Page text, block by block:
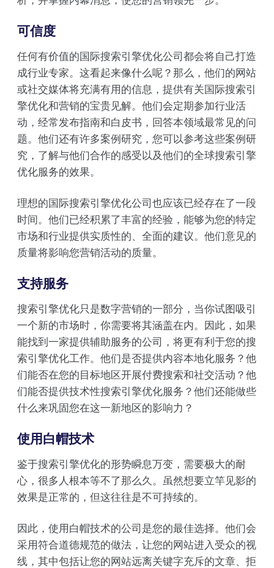
可信度
任何有价值的国际搜索引擎优化公司都会将自己打造
成行业专家。这看起来像什么呢？那么，他们的网站
或社交媒体将充满有用的信息，提供有关国际搜索引
擎优化和营销的宝贵见解。他们会定期参加行业活
动，经常发布指南和白皮书，回答本领域最常见的问
题。他们还有许多案例研究，您可以参考这些案例研
究，了解与他们合作的感受以及他们的全球搜索引擎
优化服务的效果。
理想的国际搜索引擎优化公司也应该已经存在了一段
时间。他们已经积累了丰富的经验，能够为您的特定
市场和行业提供实质性的、全面的建议。他们意见的
质量将影响您营销活动的质量。
支持服务
搜索引擎优化只是数字营销的一部分，当你试图吸引
一个新的市场时，你需要将其涵盖在内。因此，如果
能找到一家提供辅助服务的公司，将更有利于您的搜
索引擎优化工作。他们是否提供内容本地化服务？他
们能否在您的目标地区开展付费搜索和社交活动？他
们能否提供技术性搜索引擎优化服务？他们还能做些
什么来巩固您在这一新地区的影响力？
使用白帽技术
鉴于搜索引擎优化的形势瞬息万变，需要极大的耐
心，很多人根本等不了那么久。虽然想要立竿见影的
效果是正常的，但这往往是不可持续的。
因此，使用白帽技术的公司是您的最佳选择。他们会
采用符合道德规范的做法，让您的网站进入受众的视
线，其中包括让您的网站远离关键字充斥的文章、拒